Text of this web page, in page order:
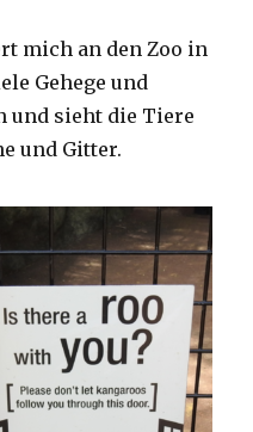
Perth
mich an den Zoo in
Gehege und
und sieht die Tiere
und Gitter.